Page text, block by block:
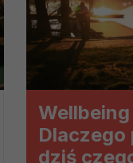
dziś
lub podobne
i marketingu